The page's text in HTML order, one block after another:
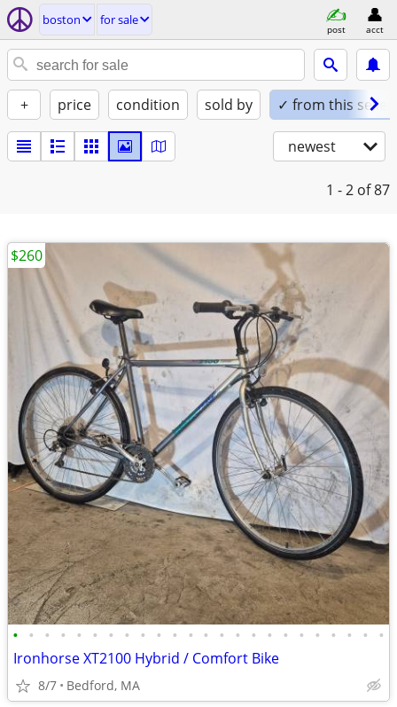
boston for sale
post acct
+ price condition sold by ✓ from this seller
newest
1 - 2 of 87
• • • • • • • • • • • • • • • • • • • • • • • •
Ironhorse XT2100 Hybrid / Comfort Bike
8/7 Bedford, MA
$260